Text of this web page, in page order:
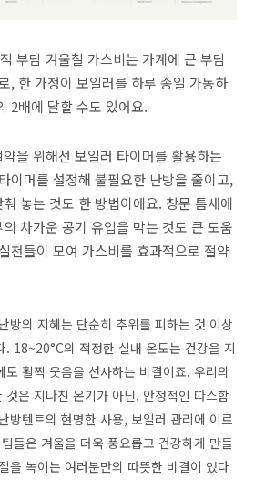
부담 겨울철 가스비는 가계에 큰 부담
, 한 가정이 보일러를 하루 종일 가동하
2배에 달할 수도 있어요.
을 위해선 보일러 타이머를 활용하는
이머를 설정해 불필요한 난방을 줄이고,
놓는 것도 한 방법이에요. 창문 틈새에
차가운 공기 유입을 막는 것도 큰 도움
천들이 모여 가스비를 효과적으로 절약
방의 지혜는 단순히 추위를 피하는 것 이상
. 18~20°C의 적정한 실내 온도는 건강을 지
도 활짝 웃음을 선사하는 비결이죠. 우리의
은 지나친 온기가 아닌, 안정적인 따스함
방텐트의 현명한 사용, 보일러 관리에 이르
들은 겨울을 더욱 풍요롭고 건강하게 만들
을 녹이는 여러분만의 따뜻한 비결이 있다